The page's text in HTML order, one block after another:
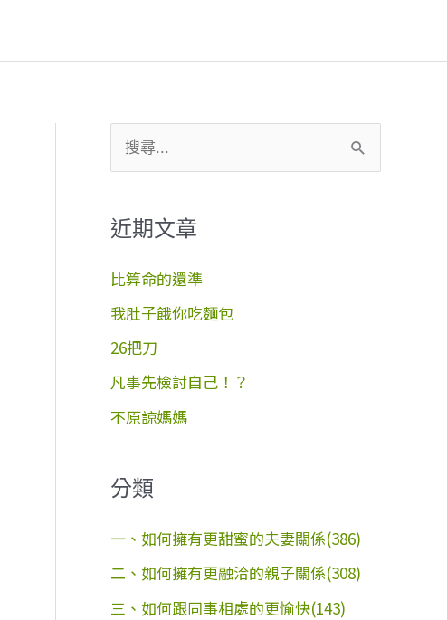
尋
鍵
字
:
近期文章
比算命的還準
我肚子餓你吃麵包
26把刀
凡事先檢討自己！？
不原諒媽媽
分類
一、如何擁有更甜蜜的夫妻關係(386)
二、如何擁有更融洽的親子關係(308)
三、如何跟同事相處的更愉快(143)